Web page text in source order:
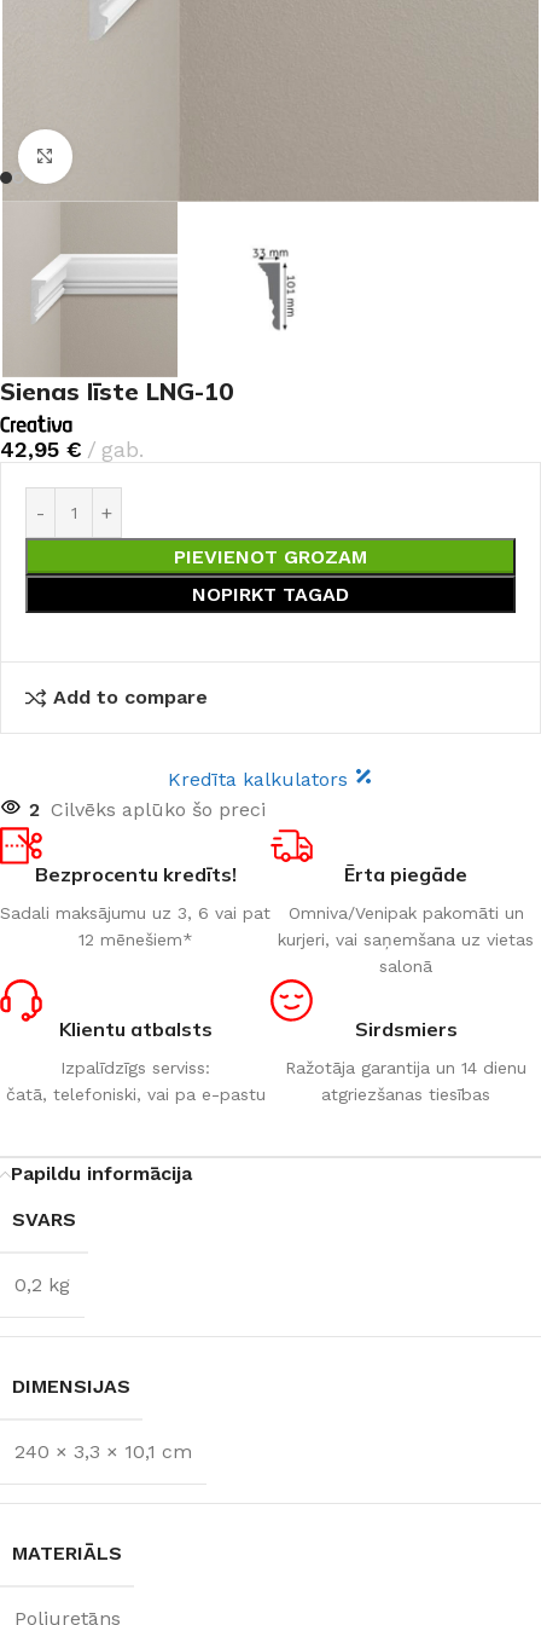
Noklikšķiniet, lai palielinātu
Sienas līste LNG-10
42,95 € gab.
PIEVIENOT GROZAM
NOPIRKT TAGAD
Add to compare
Kredīta kalkulators
2 Cilvēks aplūko šo preci
Bezprocentu kredīts!
Sadali maksājumu uz 3, 6 vai pat
12 mēnešiem*
Ērta piegāde
Omniva/Venipak pakomāti un
kurjeri, vai saņemšana uz vietas
salonā
Klientu atbalsts
Izpalīdzīgs serviss:
čatā, telefoniski, vai pa e-pastu
Sirdsmiers
Ražotāja garantija un 14 dienu
atgriezšanas tiesības
Papildu informācija
SVARS
0,2 kg
DIMENSIJAS
240 × 3,3 × 10,1 cm
MATERIĀLS
Poliuretāns